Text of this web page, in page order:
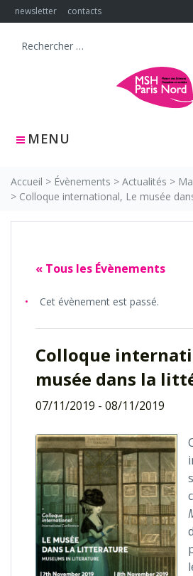
Skip
to
newsletter contacts
MENU
Search
Accueil > Évènements > Actualités >
> Colloque international, Le musée
« Tous les Évènements
Cet évènement est passé.
Colloque
musée dans la
07/11/2019 - 08/11/2019